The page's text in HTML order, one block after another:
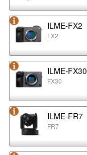
ILME-FX2
FX2
ILME-FX30
FX30
ILME-FR7
FR7